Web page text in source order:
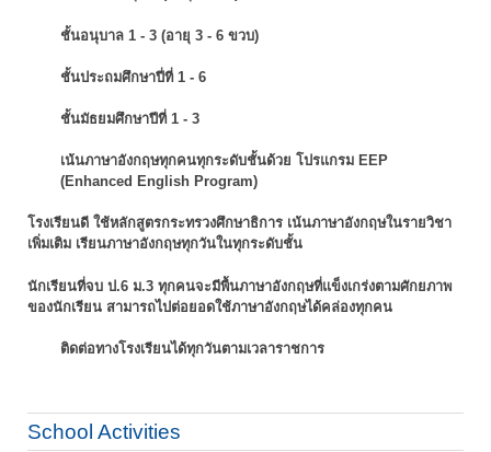
ชั้นอนุบาล 1 - 3 (อายุ 3 - 6 ขวบ)
ชั้นประถมศึกษาปี่ที่ 1 - 6
ชั้นมัธยมศึกษาปีที่ 1 - 3
เน้นภาษาอังกฤษทุกคนทุกระดับชั้นด้วย โปรแกรม EEP
(Enhanced English Program)
โรงเรียนดี ใช้หลักสูตรกระทรวงศึกษาธิการ เน้นภาษาอังกฤษในรายวิชา
เพิ่มเติม เรียนภาษาอังกฤษทุกวันในทุกระดับชั้น
นักเรียนที่จบ ป.6 ม.3 ทุกคนจะมีพื้นภาษาอังกฤษที่แข็งเกร่งตามศักยภาพ
ของนักเรียน สามารถไปต่อยอดใช้ภาษาอังกฤษได้คล่องทุกคน
ติดต่อทางโรงเรียนได้ทุกวันตามเวลาราชการ
School Activities